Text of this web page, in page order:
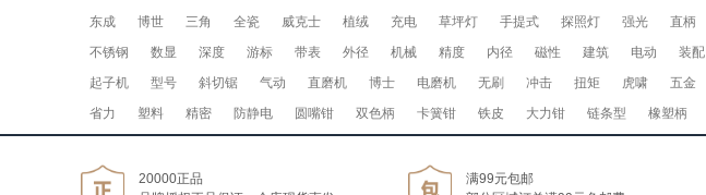
东成
博世 三角 全瓷 威克士 植绒 充电 草坪灯 手提式 探照灯 强光 直柄
不锈钢
数显 深度 游标 带表 外径 机械 精度 内径 磁性 建筑 电动 装配
起子机
型号 斜切锯 气动 直磨机 博士 电磨机 无刷 冲击 扭矩 虎啸 五金
省力
塑料 精密 防静电 圆嘴钳 双色柄 卡簧钳 铁皮 大力钳 链条型 橡塑柄
20000正品
满99元包邮